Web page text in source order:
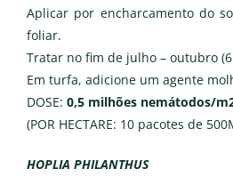
Aplicar por encharcamento do
foliar.
Tratar no fim de julho – outubro
Em turfa, adicione um agente
DOSE: 0,5 milhões nemátodos/
(POR HECTARE: 10 pacotes de
HOPLIA PHILANTHUS